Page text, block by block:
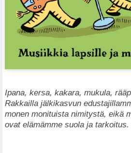
Ipana, kersa, kakara, mukula,
Rakkailla jälkikasvun
monen monituista nimitystä, eikä
ovat elämämme suola ja tarkoitus.